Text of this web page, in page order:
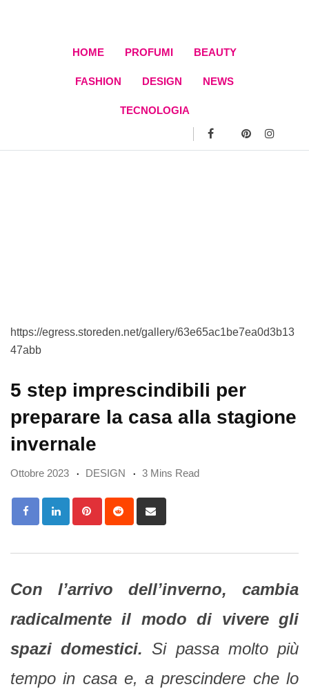
HOME PROFUMI BEAUTY
FASHION DESIGN NEWS
TECNOLOGIA
https://egress.storeden.net/gallery/63e65ac1be7ea0d3b13
47abb
5 step imprescindibili per
preparare la casa alla stagione
invernale
Ottobre 2023 DESIGN 3 Mins Read
PinterestReddit
via
Con l’arrivo dell’inverno, cambia
radicalmente il modo di vivere gli
spazi domestici.Si passa molto più
tempo in casa e, a prescindere che lo